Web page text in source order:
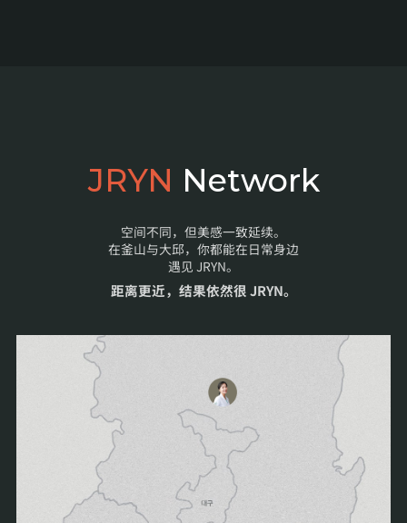
JRYN Network
空间不同，但美感一致延续。
在釜山与大邱，你都能在日常身边
遇见 JRYN。
距离更近，结果依然很 JRYN。